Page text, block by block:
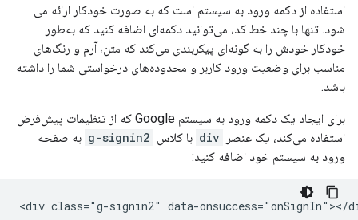
استفاده از دکمه ورود به سیستم است که به صورت خودکار ارائه می
شود. تنها با چند خط کد، می‌توانید دکمه‌ای اضافه کنید که به‌طور
خودکار خودش را به گونه‌ای پیکربندی می‌کند که متن، آرم و رنگ‌های
مناسب برای وضعیت ورود کاربر و محدوده‌های درخواستی شما را داشته
باشد.
برای ایجاد یک دکمه ورود به سیستم Google که از تنظیمات پیش‌فرض
استفاده می‌کند، یک عنصر
div با کلاس g-signin2 به صفحه
ورود به سیستم خود اضافه کنید: